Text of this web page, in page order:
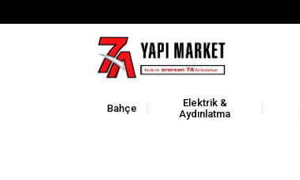
Bahçe
Elektrik &
Aydınlatma